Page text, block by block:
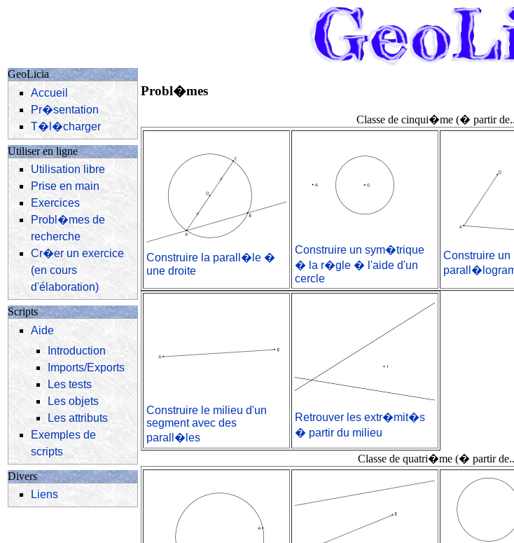
GeoLicia
Accueil
Pr�sentation
T�l�charger
Utiliser en ligne
Utilisation libre
Prise en main
Exercices
Probl�mes de
recherche
Cr�er un exercice
(en cours
d'élaboration)
Scripts
Aide
Introduction
Imports/Exports
Les tests
Les objets
Les attributs
Exemples de
scripts
Divers
Liens
Probl�mes
Classe de cinqui�me (� partir
Construire la parall�le �
une droite
Construire un sym�trique
� la r�gle � l'aide d'un
cercle
Construire un
Construire le milieu d'un
segment avec des
parall�les
Retrouver les extr�mit�s
� partir du milieu
Classe de quatri�me (� partir